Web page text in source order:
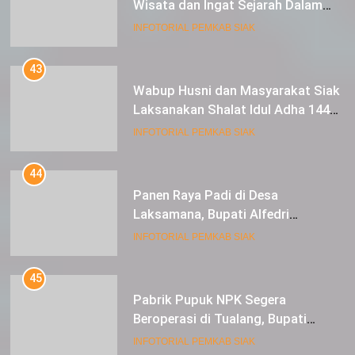
Wisata dan Ingat Sejarah Dalam
Lestarikan Peradaban
INFOTORIAL PEMKAB SIAK
43
Wabup Husni dan Masyarakat Siak
Laksanakan Shalat Idul Adha 1445
Hijriah di Lapangan Tugu Siak
INFOTORIAL PEMKAB SIAK
44
Panen Raya Padi di Desa
Laksamana, Bupati Alfedri
Serahkan 16 Unit Mesin Pompa Air
INFOTORIAL PEMKAB SIAK
45
Pabrik Pupuk NPK Segera
Beroperasi di Tualang, Bupati
Alfedri Investasi ini Tingkatkan
INFOTORIAL PEMKAB SIAK